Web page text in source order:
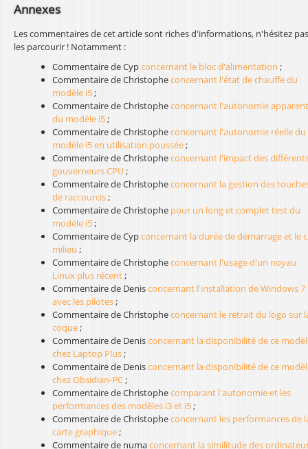
Annexes
Les commentaires de cet article sont riches d'informations, n'hésitez
les parcourir ! Notamment :
Commentaire de Cypconcernant le bloc d'alimentation ;
Commentaire de Christopheconcernant l'état de chauffe du
modèle i5;
Commentaire de Christopheconcernant l'autonomie
du modèle i5;
Commentaire de Christopheconcernant l'autonomie réelle du
modèle i5 en utilisation poussée;
Commentaire de Christopheconcernant l'impact des
gouverneurs CPU;
Commentaire de Christopheconcernant la gestion des
de raccourcis;
Commentaire de Christophe pour un long et complet test du
modèle i5;
Commentaire de Cypconcernant la durée de démarrage et le
milieu ;
Commentaire de Christopheconcernant l'usage d'un noyau
Linux plus récent;
Commentaire de Denisconcernant l'installation de Windows 7
avec les pilotes;
Commentaire de Christopheconcernant le retrait du logo sur
coque;
Commentaire de Denisconcernant la disponibilité de ce
chez Laptop Plus;
Commentaire de Denisconcernant la disponibilité de ce
chez Obsidian-PC;
Commentaire de Christophecomparant l'autonomie et les
performances des modèles i3 et i5;
Commentaire de Christopheconcernant les performances de
carte graphique;
Commentaire de numaconcernant la similitude des